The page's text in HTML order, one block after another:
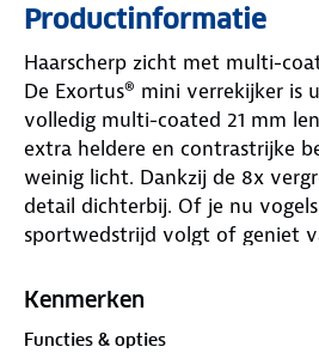
Productinformatie
Haarscherp zicht met multi-
De Exortus® mini verrekijker is
volledig multi-coated 21 mm
extra heldere en contrastrijke
weinig licht. Dankzij de 8x
detail dichterbij. Of je nu
sportwedstrijd volgt of geniet
Kenmerken
Functies & opties